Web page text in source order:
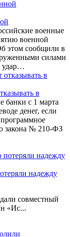
военные
военной
этом сообщили в
силами
удар…
в
банки с 1 марта
денег, если
закона № 210-ФЗ
надежду
совместный
«Ис...